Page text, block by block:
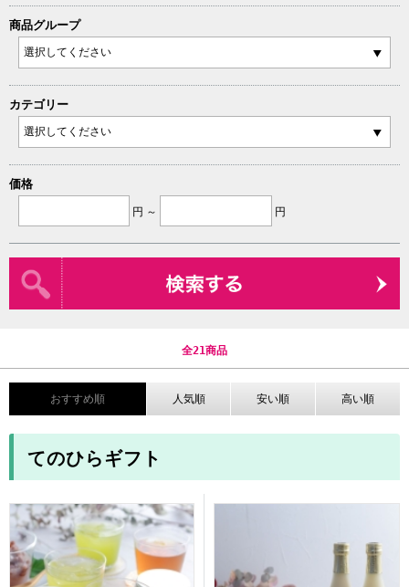
商品グループ
カテゴリー
価格
円 ～ 円
全21商品
おすすめ順 人気順 安い順 高い順
てのひらギフト